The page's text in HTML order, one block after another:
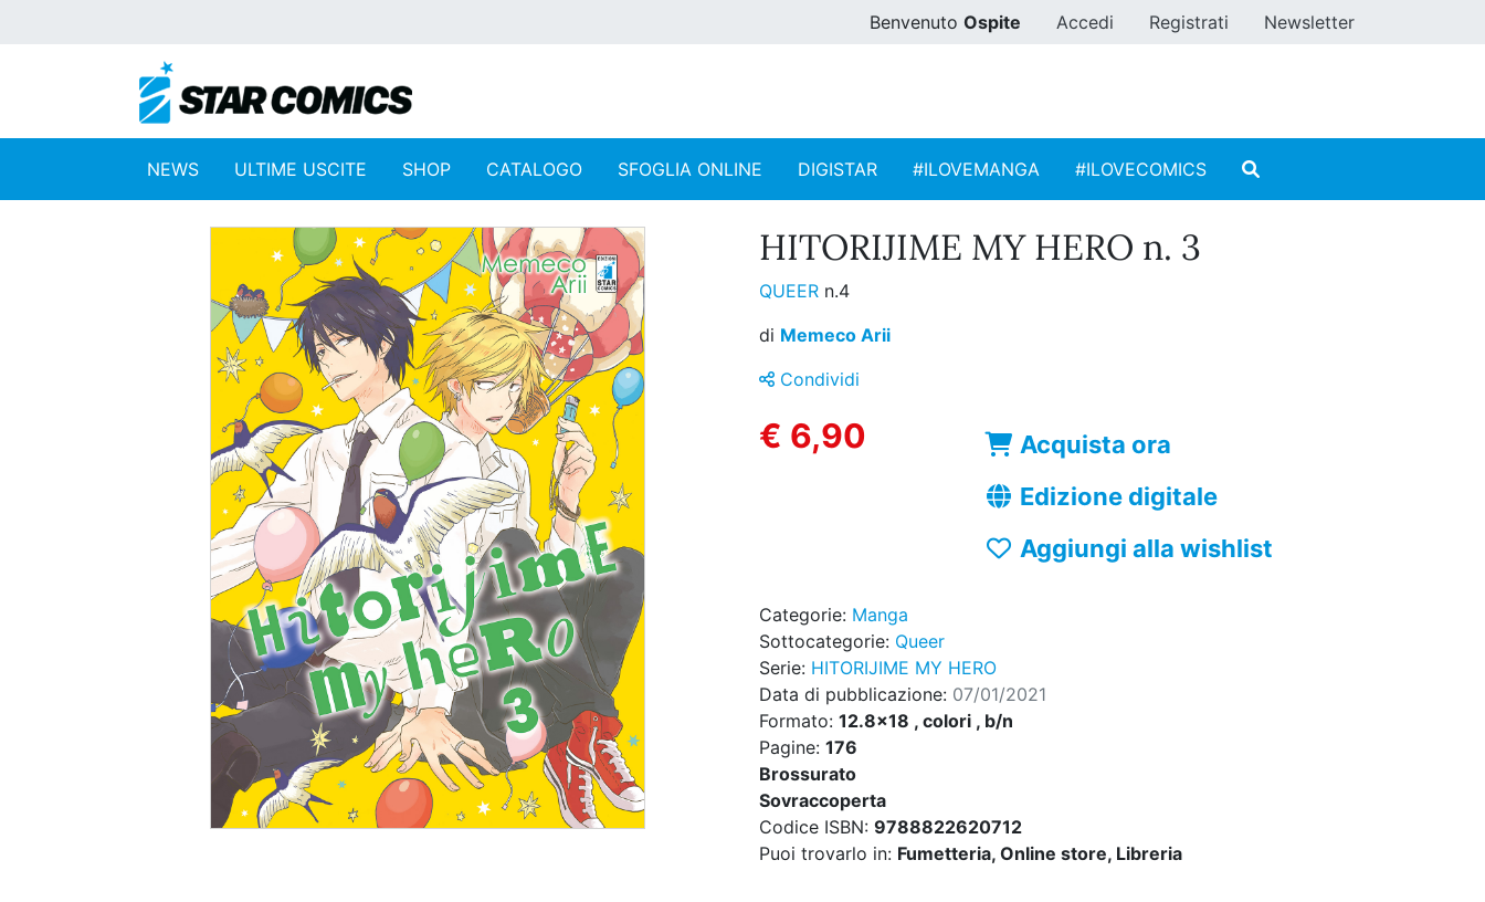
Benvenuto Ospite Accedi Registrati Newsletter
NEWS ULTIME USCITE SHOP CATALOGO SFOGLIA ONLINE DIGISTAR #ILOVEMANGA #ILOVECOMICS
HITORIJIME MY HERO n. 3
QUEER n.4
di Memeco Arii
Condividi
€ 6,90
Acquista ora
Edizione digitale
Aggiungi alla wishlist
Categorie: Manga
Sottocategorie: Queer
Serie: HITORIJIME MY HERO
Data di pubblicazione: 07/01/2021
Formato: 12.8x18 , colori , b/n
Pagine: 176
Brossurato
Sovraccoperta
Codice ISBN: 9788822620712
Puoi trovarlo in: Fumetteria, Online store, Libreria